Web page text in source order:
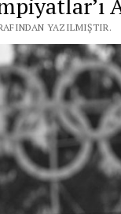
YAZILMIŞTIR.